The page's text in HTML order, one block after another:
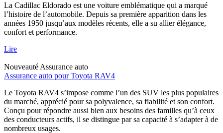
La Cadillac Eldorado est une voiture emblématique qui a marqué
l’histoire de l’automobile. Depuis sa première apparition dans les
années 1950 jusqu’aux modèles récents, elle a su allier élégance,
confort et performance.
Lire
Nouveauté Assurance auto
Assurance auto pour Toyota RAV4
Le Toyota RAV4 s’impose comme l’un des SUV les plus populaires
du marché, apprécié pour sa polyvalence, sa fiabilité et son confort.
Conçu pour répondre aussi bien aux besoins des familles qu’à ceux
des conducteurs actifs, il se distingue par sa capacité à s’adapter à de
nombreux usages.